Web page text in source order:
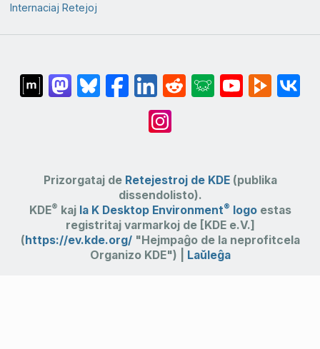
Internaciaj Retejoj
Prizorgataj de Retejestroj de KDE(publika
dissendolisto).
KDE® kaj la K Desktop Environment® logoestas
registritaj varmarkoj de [KDE e.V.]
( https://ev.kde.org/"Hejmpaĝo de la neprofitcela
Organizo KDE") |
Laŭleĝa